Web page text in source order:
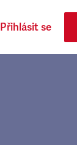
Přihlásit se